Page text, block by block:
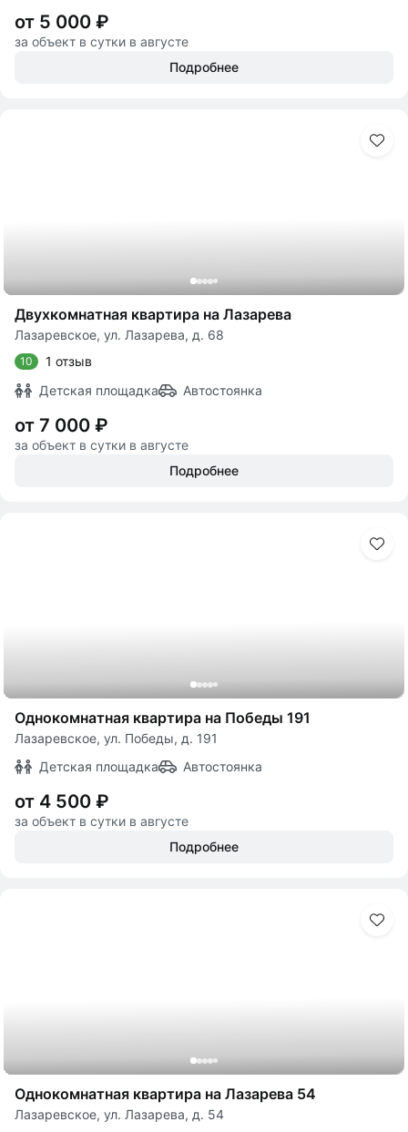
от 5 000 ₽
за объект в сутки в августе
Подробнее
Двухкомнатная квартира на Лазарева
Лазаревское, ул. Лазарева, д. 68
10
1 отзыв
Детская площадка
Автостоянка
от 7 000 ₽
за объект в сутки в августе
Подробнее
Однокомнатная квартира на Победы 191
Лазаревское, ул. Победы, д. 191
Детская площадка
Автостоянка
от 4 500 ₽
за объект в сутки в августе
Подробнее
Однокомнатная квартира на Лазарева 54
Лазаревское, ул. Лазарева, д. 54